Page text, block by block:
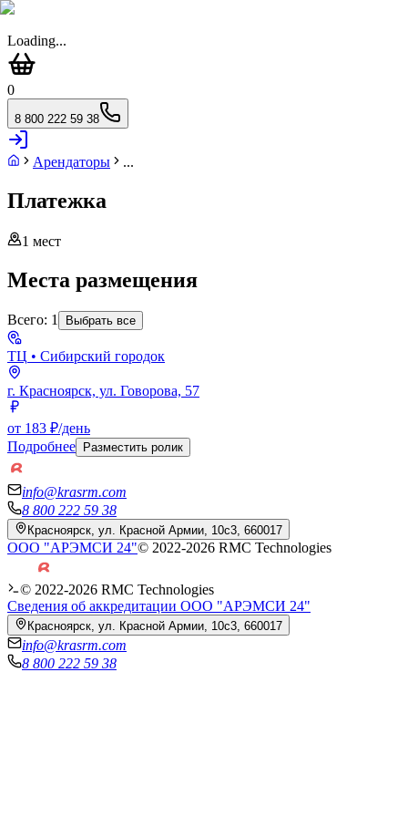
Loading...
0
8 800 222 59 38
Арендаторы ...
Платежка
1 мест
Места размещения
Всего: 1 Выбрать все
ТЦ • Сибирский городок
г. Красноярск, ул. Говорова, 57
от 183 ₽/день
Подробнее Разместить ролик
info@krasrm.com
8 800 222 59 38
Красноярск, ул. Красной Армии, 10с3, 660017
ООО "АРЭМСИ 24"© 2022-2026 RMC Technologies
© 2022-2026 RMC Technologies
Сведения об аккредитации ООО "АРЭМСИ 24"
Красноярск, ул. Красной Армии, 10с3, 660017
info@krasrm.com
8 800 222 59 38